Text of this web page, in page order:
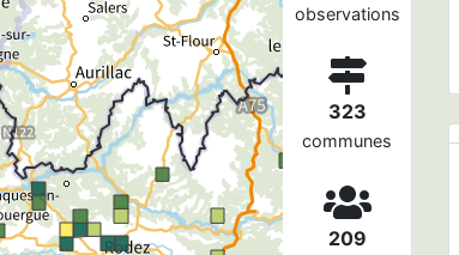
observations
323
communes
209